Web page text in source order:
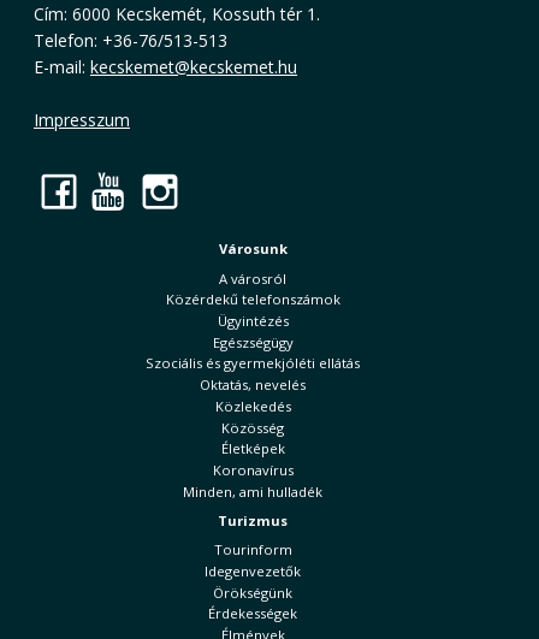
Cím: 6000 Kecskemét, Kossuth tér 1.
Telefon: +36-76/513-513
E-mail: kecskemet@kecskemet.hu
Impresszum
Facebook
YouTube
Városunk
A városról
Közérdekű telefonszámok
Ügyintézés
Egészségügy
Szociális és gyermekjóléti ellátás
Oktatás, nevelés
Közlekedés
Közösség
Életképek
Koronavírus
Minden, ami hulladék
Turizmus
Tourinform
Idegenvezetők
Örökségünk
Érdekességek
Élmények